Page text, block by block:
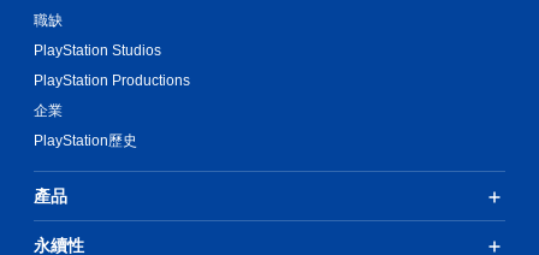
職缺
PlayStation Studios
PlayStation Productions
企業
PlayStation歷史
產品
永續性